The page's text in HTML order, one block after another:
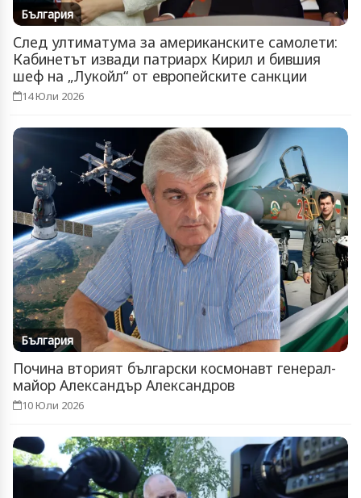
България
След ултиматума за американските самолети:
Кабинетът извади патриарх Кирил и бившия
шеф на „Лукойл“ от европейските санкции
14 Юли 2026
България
Почина вторият български космонавт генерал-
майор Александър Александров
10 Юли 2026